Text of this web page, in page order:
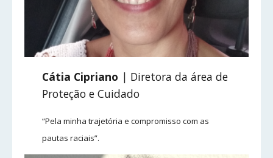
Cátia Cipriano | Diretora da área de
Proteção e Cuidado
“Pela minha trajetória e compromisso com as
pautas raciais”.